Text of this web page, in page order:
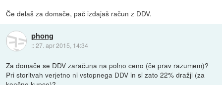
Če delaš za domače, pač izdajaš račun z DDV.
phong
::27. apr 2015, 14:34
Za domače se DDV zaračuna na polno ceno (če prav razumem)?
Pri storitvah verjetno ni vstopnega DDV in si zato 22% dražji (za